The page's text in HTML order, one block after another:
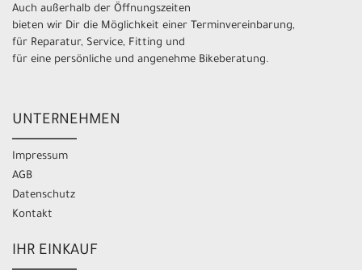
Auch außerhalb der Öffnungszeiten
bieten wir Dir die Möglichkeit einer Terminvereinbarung,
für Reparatur, Service, Fitting und
für eine persönliche und angenehme Bikeberatung.
UNTERNEHMEN
Impressum
AGB
Datenschutz
Kontakt
IHR EINKAUF